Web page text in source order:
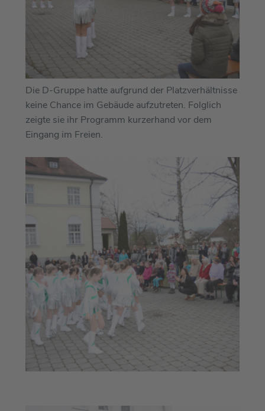
Die D-Gruppe hatte aufgrund der Platzverhältnisse
keine Chance im Gebäude aufzutreten. Folglich
zeigte sie ihr Programm kurzerhand vor dem
Eingang im Freien.